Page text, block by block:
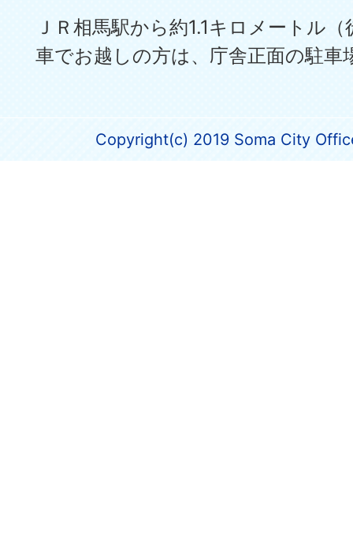
ＪＲ相馬駅から約1.1キロメートル
車でお越しの方は、庁舎正面の駐車
Copyright(c) 2019 Soma City